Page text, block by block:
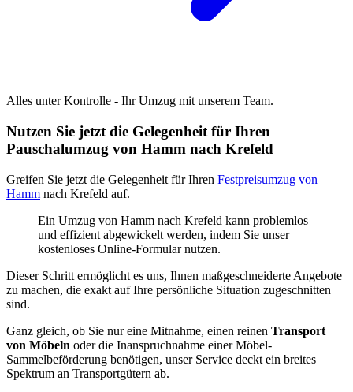
Alles unter Kontrolle - Ihr Umzug mit unserem Team.
Nutzen Sie jetzt die Gelegenheit für Ihren
Pauschalumzug von Hamm nach Krefeld
Greifen Sie jetzt die Gelegenheit für Ihren Festpreisumzug von
Hamm nach Krefeld auf.
Ein Umzug von Hamm nach Krefeld kann problemlos
und effizient abgewickelt werden, indem Sie unser
kostenloses Online-Formular nutzen.
Dieser Schritt ermöglicht es uns, Ihnen maßgeschneiderte Angebote
zu machen, die exakt auf Ihre persönliche Situation zugeschnitten
sind.
Ganz gleich, ob Sie nur eine Mitnahme, einen reinen Transport
von Möbeln oder die Inanspruchnahme einer Möbel-
Sammelbeförderung benötigen, unser Service deckt ein breites
Spektrum an Transportgütern ab.